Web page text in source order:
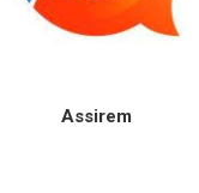
Assirem